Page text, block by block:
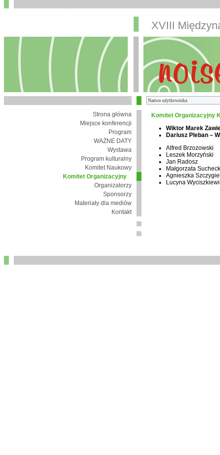
XVIII
Strona główna
Miejsce konferencji
Program
WAŻNE DATY
Wystawa
Program kulturalny
Komitet Naukowy
Komitet Organizacyjny
Organizatorzy
Sponsorzy
Materiały dla mediów
Kontakt
Komitet Organizacyjny
Wiktor Marek
Dariusz Pleban –
Alfred Brzozowski
Leszek Morzyński
Jan Radosz
Małgorzata
Agnieszka
Lucyna